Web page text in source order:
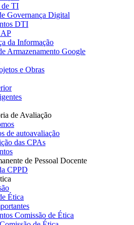
de TI
Governança Digital
DTI
da Informação
Armazenamento Google
e Obras
de Avaliação
de autoavaliação
das CPAs
de Pessoal Docente
CPPD
Ética
Comissão de Ética